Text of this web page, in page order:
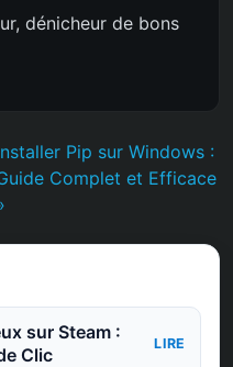
dénicheur de bons
Pip sur Windows :
Complet et Efficace
sur Steam :
Clic
LIRE